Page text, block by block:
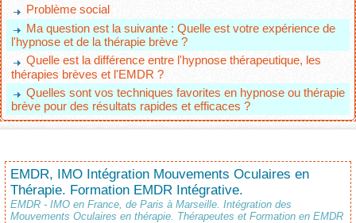
Problème social
Ma question est la suivante : Quelle est votre expérience de
l'hypnose et de la thérapie brève ?
Quelle est la différence entre l'hypnose thérapeutique, les
thérapies brèves et l'EMDR ?
Quelles sont vos techniques favorites en hypnose ou thérapie
brève pour des résultats rapides et efficaces ?
EMDR, IMO Intégration Mouvements Oculaires en
Thérapie. Formation EMDR Intégrative.
EMDR - IMO en France, de Paris à Marseille. Intégration des
Mouvements Oculaires en thérapie. Thérapeutes et Formation en EMDR